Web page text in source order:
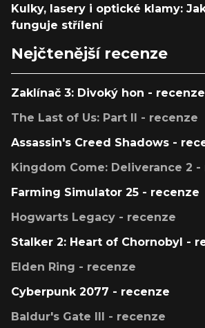
Kulky, lasery i optické klamy:
funguje střílení
Nejčtenější recenze
Zaklínač 3: Divoký hon - recenze
The Last of Us: Part II - recenze
Assassin's Creed Shadows -
Kingdom Come: Deliverance 2 -
Farming Simulator 25 - recenze
Hogwarts Legacy - recenze
Stalker 2: Heart of Chornobyl -
Elden Ring - recenze
Cyberpunk 2077 - recenze
Baldur's Gate III - recenze